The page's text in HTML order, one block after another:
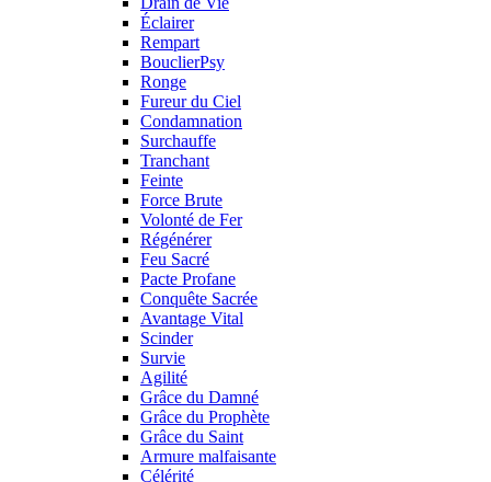
Éclairer
Rempart
BouclierPsy
Ronge
Fureur du Ciel
Condamnation
Surchauffe
Tranchant
Feinte
Force Brute
Volonté de Fer
Régénérer
Feu Sacré
Pacte Profane
Conquête Sacrée
Avantage Vital
Scinder
Survie
Agilité
Grâce du Damné
Grâce du Prophète
Grâce du Saint
Armure malfaisante
Célérité